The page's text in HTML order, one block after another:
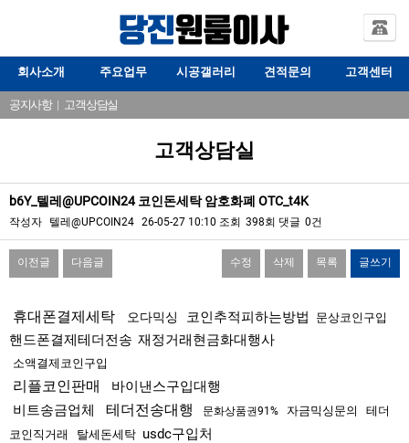
회사소개 주요업무 시공갤러리 견적문의 고객센터
공지사항| 고객상담실
고객상담실
b6Y_텔레@UPCOIN24 코인돈세탁 암호화폐 OTC_t4K
작성자 텔레@UPCOIN24 26-05-27 10:10 조회 398회 댓글 0건
이전글 다음글 수정 삭제 목록 글쓰기
휴대폰결제세탁 오다믹싱 코인추적피하는방법 문상코인구입
핸드폰결제테더전송 재정거래현금화대행사
소액결제코인구입
리플코인판매
바이낸스구입대행
비트송금업체
테더전송대행 문화상품권91% 자금믹싱문의
테더
코인직거래
탈세돈세탁 usdc구입처